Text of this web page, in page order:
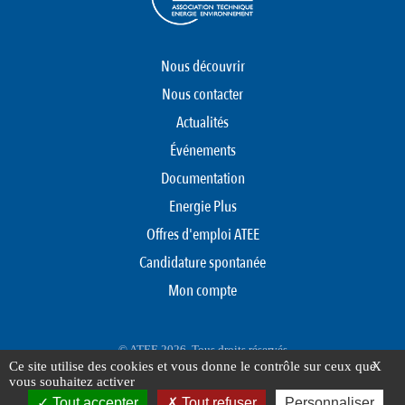
Nous découvrir
Nous contacter
Actualités
Événements
Documentation
Energie Plus
Offres d'emploi ATEE
Candidature spontanée
Mon compte
© ATEE 2026. Tous droits réservés
Protection des données personnelles Plan du site
X
Ce site utilise des cookies et vous donne le contrôle sur ceux que
vous souhaitez activer